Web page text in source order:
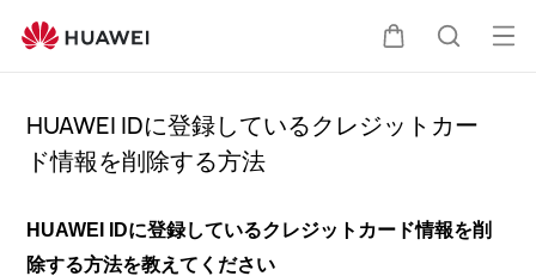
ー
ト
索
オ
ニ
HUAWEI IDに登録しているクレジットカー
ド情報を削除する方法
HUAWEI IDに登録しているクレジットカード情報を削
除する方法を教えてください